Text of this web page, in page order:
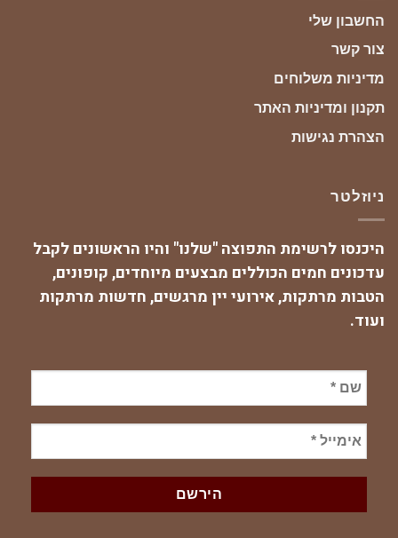
החשבון שלי
צור קשר
מדיניות משלוחים
תקנון ומדיניות האתר
הצהרת נגישות
ניוזלטר
היכנסו לרשימת התפוצה "שלנו" והיו הראשונים לקבל
עדכונים חמים הכוללים מבצעים מיוחדים, קופונים,
הטבות מרתקות, אירועי יין מרגשים, חדשות מרתקות
ועוד.